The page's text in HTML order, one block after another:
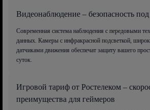
Видеонаблюдение – безопасность
Современная система наблюдения с передовыми
данных. Камеры с инфракрасной подсветкой,
датчиками движения обеспечат защиту вашего
суток.
Игровой тариф от Ростелеком –
преимущества для геймеров